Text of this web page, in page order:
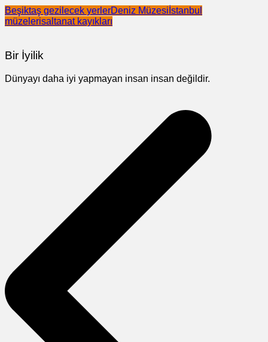
Beşiktaş gezilecek yerlerDeniz Müzesi İstanbul
müzelerisaltanat kayıkları
Bir İyilik
Dünyayı daha iyi yapmayan insan insan değildir.